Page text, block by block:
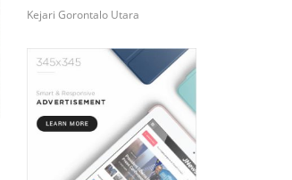
Kejari Gorontalo Utara